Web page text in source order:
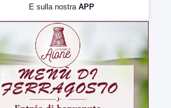
LabNews (replica)
E sulla nostra APP